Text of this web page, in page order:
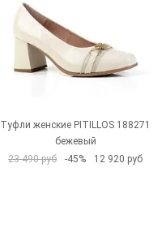
Туфли женские PITILLOS 188271
бежевый
23 490 руб
-45% 12 920 руб